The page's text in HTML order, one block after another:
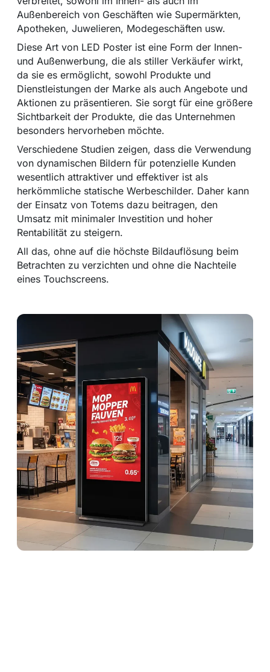
Außenbereich von Geschäften wie Supermärkten,
Apotheken, Juwelieren, Modegeschäften usw.
Diese Art von LED Poster ist eine Form der Innen-
und Außenwerbung, die als stiller Verkäufer wirkt,
da sie es ermöglicht, sowohl Produkte und
Dienstleistungen der Marke als auch Angebote und
Aktionen zu präsentieren. Sie sorgt für eine größere
Sichtbarkeit der Produkte, die das Unternehmen
besonders hervorheben möchte.
Verschiedene Studien zeigen, dass die Verwendung
von dynamischen Bildern für potenzielle Kunden
wesentlich attraktiver und effektiver ist als
herkömmliche statische Werbeschilder. Daher kann
der Einsatz von Totems dazu beitragen, den
Umsatz mit minimaler Investition und hoher
Rentabilität zu steigern.
All das, ohne auf die höchste Bildauflösung beim
Betrachten zu verzichten und ohne die Nachteile
eines Touchscreens.